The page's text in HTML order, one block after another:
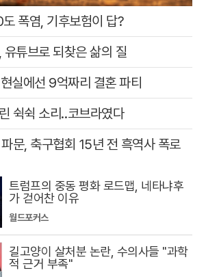
폭염, 기후보험이 답?
튜브로 되찾은 삶의 질
실에선 9억짜리 결혼 파티
쉭쉭 소리‥코브라였다
문, 축구협회 15년 전 흑역사 폭로
트럼프의 중동 평화 로드맵, 네타냐후
가 걷어찬 이유
월드포커스
길고양이 살처분 논란, 수의사들 "과학
적 근거 부족"